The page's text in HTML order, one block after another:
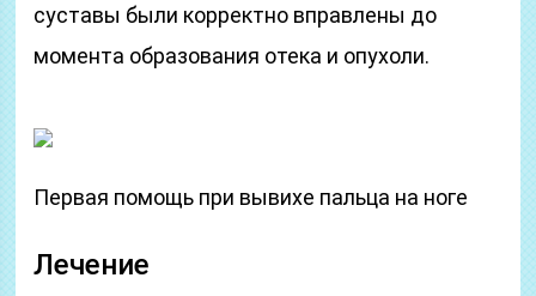
суставы были корректно вправлены до
момента образования отека и опухоли.
Первая помощь при вывихе пальца на ноге
Лечение